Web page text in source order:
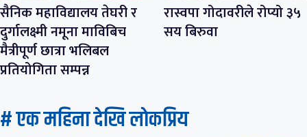
सैनिक महाविद्यालय तेघरी र
दुर्गालक्ष्मी नमूना माविबिच
मैत्रीपूर्ण छात्रा भलिबल
प्रतियोगिता सम्पन्न
रास्वपा गोदावरीले रोप्यो ३५
सय बिरुवा
# एक महिना देखि लाेकप्रिय